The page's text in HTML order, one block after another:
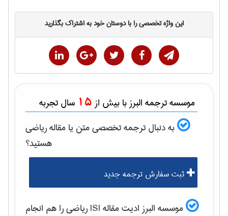
این واژه تخصصی را با دوستان خود به اشتراک بگذارید
موسسه ترجمه البرز با بیش از 15 سال تجربه
به دنبال ترجمه تخصصی متن یا مقالهرياضی
هستید؟
ثبت سفارش ترجمه جدید
موسسه البرز ادیت مقاله ISI رياضیرا هم انجام